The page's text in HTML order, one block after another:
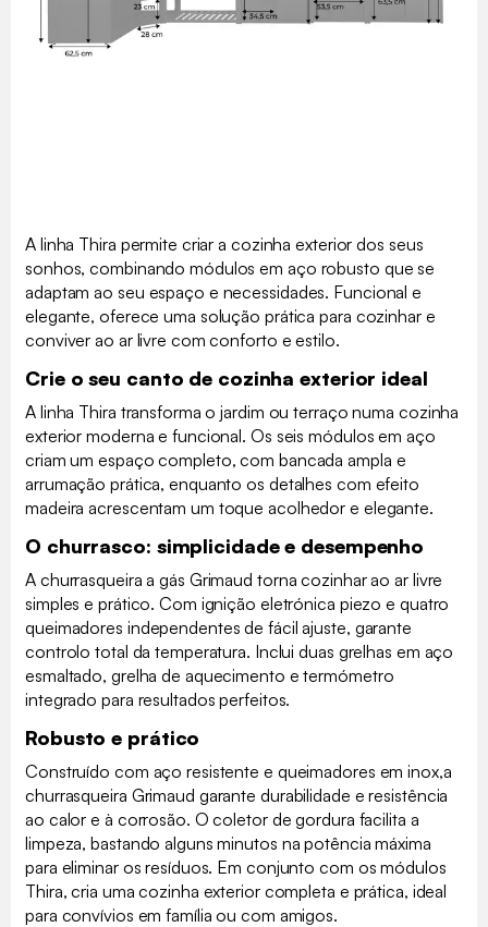
A linha Thira permite criar a cozinha exterior dos seus
sonhos, combinando módulos em aço robusto que se
adaptam ao seu espaço e necessidades. Funcional e
elegante, oferece uma solução prática para cozinhar e
conviver ao ar livre com conforto e estilo.
Crie o seu canto de cozinha exterior ideal
A linha Thira transforma o jardim ou terraço numa cozinha
exterior moderna e funcional. Os seis módulos em aço
criam um espaço completo, com bancada ampla e
arrumação prática, enquanto os detalhes com efeito
madeira acrescentam um toque acolhedor e elegante.
O churrasco: simplicidade e desempenho
A churrasqueira a gás Grimaud torna cozinhar ao ar livre
simples e prático. Com ignição eletrónica piezo e quatro
queimadores independentes de fácil ajuste, garante
controlo total da temperatura. Inclui duas grelhas em aço
esmaltado, grelha de aquecimento e termómetro
integrado para resultados perfeitos.
Robusto e prático
Construído com aço resistente e queimadores em inox,a
churrasqueira Grimaud garante durabilidade e resistência
ao calor e à corrosão. O coletor de gordura facilita a
limpeza, bastando alguns minutos na potência máxima
para eliminar os resíduos. Em conjunto com os módulos
Thira, cria uma cozinha exterior completa e prática, ideal
para convívios em família ou com amigos.